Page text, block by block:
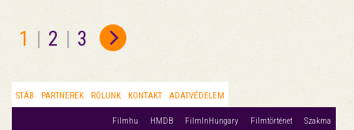
1 | 2 | 3
STÁB PARTNEREK RÓLUNK KONTAKT ADATVÉDELEM
Filmhu HMDB FilmInHungary Filmtörténet Szakma